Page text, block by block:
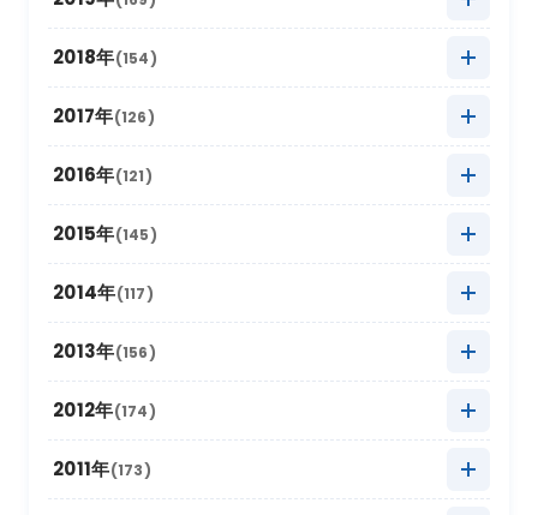
2025年5月 (22)
2025年4月
2025年3月 (20)
2025年2月 (6)
2024年7月 (18)
2024年6月 (6)
2024年5月 (18)
2024年4月
2024年3月 (14)
2024年2月 (5)
2023年7月 (12)
2023年6月 (6)
2023年5月 (21)
2023年4月
2023年3月 (13)
2023年2月 (8)
2022年9月 (12)
2022年7月 (9)
2022年6月 (2)
2022年5月 (11)
2022年4月
2022年3月 (10)
2022年2月 (6)
2021年10月 (16)
2021年9月 (5)
2021年7月 (9)
2021年6月 (6)
2021年5月 (9)
2021年4月
2021年3月 (11)
2021年2月 (7)
2020年11月
2020年10月 (13)
2020年9月 (4)
2020年7月 (8)
2020年6月 (4)
2020年5月 (8)
2020年4月
2020年3月 (6)
2020年2月 (15)
2019年12月 (9)
2019年11月
2019年10月 (26)
2019年9月 (12)
2019年7月 (16)
2019年6月 (4)
2019年5月 (20)
2019年4月
2019年3月 (12)
2018年(154)
2018年12月 (10)
2018年11月
2018年10月 (20)
2018年9月 (16)
2018年7月 (11)
2018年6月 (6)
2018年5月 (16)
2017年(126)
2017年12月 (7)
2017年11月
2017年10月 (17)
2017年9月 (6)
2017年7月 (11)
2017年6月 (4)
2016年(121)
2016年12月 (4)
2016年11月
2016年10月 (19)
2016年9月 (9)
2016年7月 (13)
2015年(145)
2015年12月 (4)
2015年11月
2015年10月 (30)
2015年9月 (15)
2014年(117)
2014年12月 (10)
2014年11月
2014年10月 (18)
2014年9月 (13)
2013年(156)
2013年12月 (8)
2013年11月
2013年10月 (12)
2012年(174)
2012年12月 (11)
2011年(173)